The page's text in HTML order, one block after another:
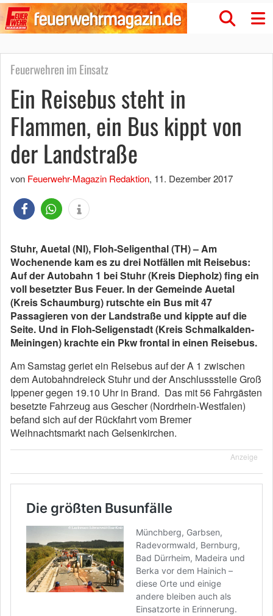
Feuerwehren im Einsatz
Ein Reisebus steht in
Flammen, ein Bus kippt von
der Landstraße
von Feuerwehr-Magazin Redaktion, 11. Dezember 2017
Stuhr, Auetal (NI), Floh-Seligenthal (TH) – Am
Wochenende kam es zu drei Notfällen mit Reisebus:
Auf der Autobahn 1 bei Stuhr (Kreis Diepholz) fing ein
voll besetzter Bus Feuer. In der Gemeinde Auetal
(Kreis Schaumburg) rutschte ein Bus mit 47
Passagieren von der Landstraße und kippte auf die
Seite. Und in Floh-Seligenstadt (Kreis Schmalkalden-
Meiningen) krachte ein Pkw frontal in einen Reisebus.
Am Samstag geriet ein Reisebus auf der A 1 zwischen
dem Autobahndreieck Stuhr und der Anschlussstelle Groß
Ippener gegen 19.10 Uhr in Brand. Das mit 56 Fahrgästen
besetzte Fahrzeug aus Gescher (Nordrhein-Westfalen)
befand sich auf der Rückfahrt vom Bremer
Weihnachtsmarkt nach Gelsenkirchen.
Anzeige